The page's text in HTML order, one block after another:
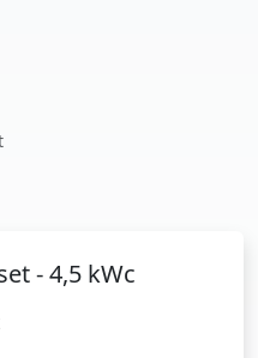
- 4,5 kWc